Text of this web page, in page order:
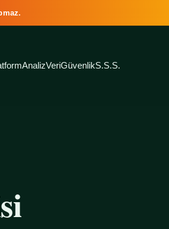
AnalizVeriGüvenlikS.S.S.